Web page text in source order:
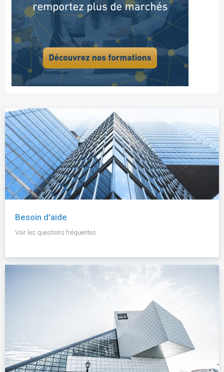
Besoin d'aide
Voir les questions fréquentes.